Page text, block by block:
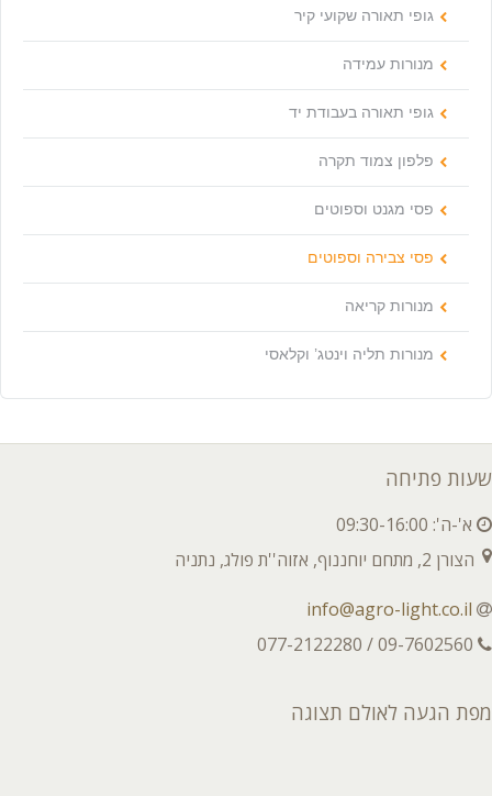
גופי תאורה שקועי קיר
מנורות עמידה
גופי תאורה בעבודת יד
פלפון צמוד תקרה
פסי מגנט וספוטים
פסי צבירה וספוטים
מנורות קריאה
מנורות תליה וינטג’ וקלאסי
שעות פתיחה
א'-ה': 09:30-16:00
הצורן 2, מתחם יוחננוף, אזוה''ת פולג, נתניה
מפת הגעה לאולם תצוגה